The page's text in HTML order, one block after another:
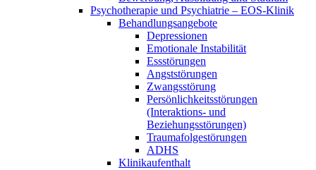
Psychotherapie und Psychiatrie – EOS-Klinik
Behandlungsangebote
Depressionen
Emotionale Instabilität
Essstörungen
Angststörungen
Zwangsstörung
Persönlichkeitsstörungen
(Interaktions- und
Beziehungsstörungen)
Traumafolgestörungen
ADHS
Klinikaufenthalt